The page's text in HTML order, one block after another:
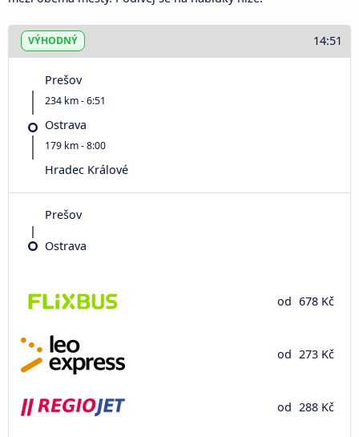
VÝHODNÝ 14:51
Prešov
234 km - 6:51
Ostrava
179 km - 8:00
Hradec Králové
Prešov
Ostrava
od 678 Kč
od 273 Kč
od 288 Kč